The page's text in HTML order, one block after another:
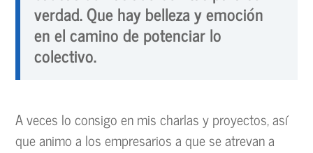
verdad. Que hay belleza y emoción
en el camino de potenciar lo
colectivo.
A veces lo consigo en mis charlas y proyectos, así
que animo a los empresarios a que se atrevan a